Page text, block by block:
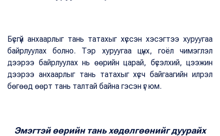
Бүсгүй анхаарлыг тань татахыг хүссэн хэсэгтээ хуруугаа
байрлуулах болно. Тэр хуруугаа цүнх, гоёл чимэглэл
дээрээ байрлуулах нь өөрийн царай, бүсэлхий, цээжин
дээрээ анхаарлыг тань татахыг хүсч байгаагийн илрэл
бөгөөд өөрт тань талтай байна гэсэн үг юм.
Эмэгтэй өөрийн тань хөдөлгөөнийг дуурайх